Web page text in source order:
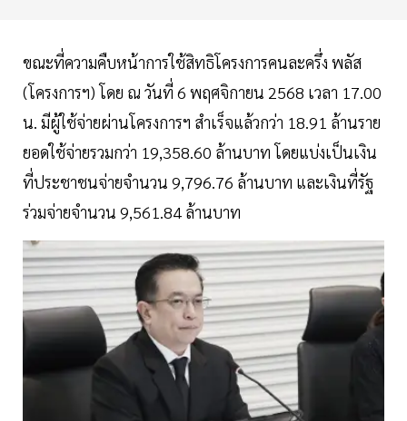
ขณะที่ความคืบหน้าการใช้สิทธิโครงการคนละครึ่ง พลัส
(โครงการฯ) โดย ณ วันที่ 6 พฤศจิกายน 2568 เวลา 17.00
น. มีผู้ใช้จ่ายผ่านโครงการฯ สำเร็จแล้วกว่า 18.91 ล้านราย
ยอดใช้จ่ายรวมกว่า 19,358.60 ล้านบาท โดยแบ่งเป็นเงิน
ที่ประชาชนจ่ายจำนวน 9,796.76 ล้านบาท และเงินที่รัฐ
ร่วมจ่ายจำนวน 9,561.84 ล้านบาท